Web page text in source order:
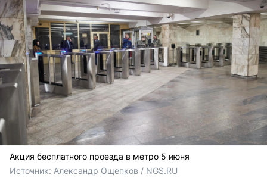
Акция бесплатного проезда в метро 5 июня
Источник: Александр Ощепков / NGS.RU